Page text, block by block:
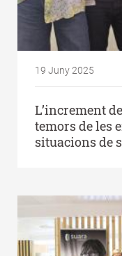
19 Juny 2025
L’increment
temors de les
situacions de